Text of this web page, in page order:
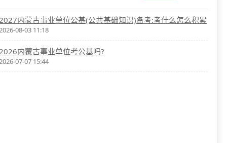
内蒙古事业单位公基(公共基础知识)备考:考什么怎么积累
08-03 11:18
内蒙古事业单位考公基吗?
07-07 15:44